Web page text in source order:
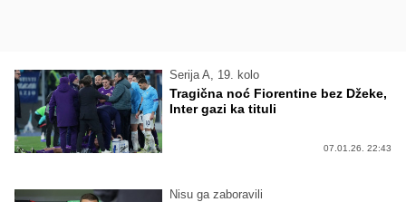
Serija A, 19. kolo
Tragična noć Fiorentine bez Džeke,
Inter gazi ka tituli
07.01.26. 22:43
Nisu ga zaboravili